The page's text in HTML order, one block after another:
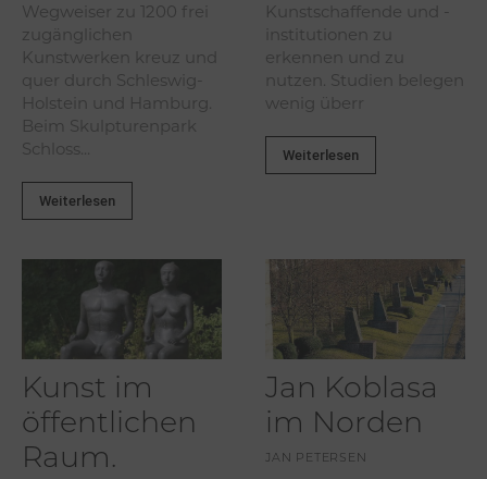
Wegweiser zu 1200 frei
zugänglichen
Kunstwerken kreuz und
quer durch Schleswig-
Holstein und Hamburg.
Beim Skulpturenpark
Schloss...
Weiterlesen
Kunstschaffende und -
institutionen zu
erkennen und zu
nutzen. Studien belegen
wenig überr
Weiterlesen
Kunst im
öffentlichen
Raum.
Jan Koblasa
im Norden
JAN PETERSEN